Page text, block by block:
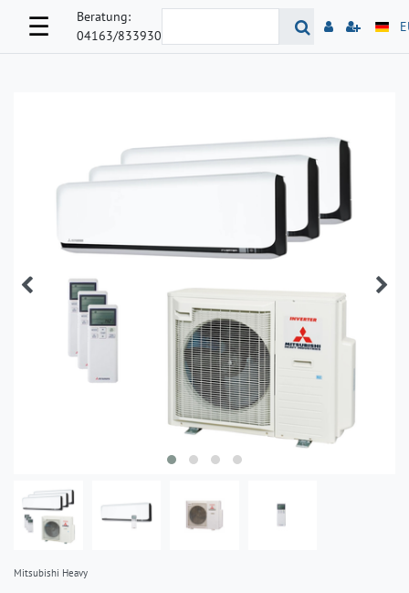
☰
Beratung:
04163/833930
Mitsubishi Heavy